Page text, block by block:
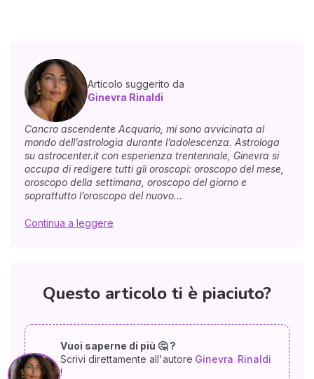
Articolo suggerito da
Ginevra Rinaldi
Cancro ascendente Acquario, mi sono avvicinata al
mondo dell’astrologia durante l’adolescenza. Astrologa
su astrocenter.it con esperienza trentennale, Ginevra si
occupa di redigere tutti gli oroscopi: oroscopo del mese,
oroscopo della settimana, oroscopo del giorno e
soprattutto l’oroscopo del nuovo...
Continua a leggere
Questo articolo ti è piaciuto?
Vuoi saperne di più 🤔 ?
Scrivi direttamente all'autore Ginevra Rinaldi
!